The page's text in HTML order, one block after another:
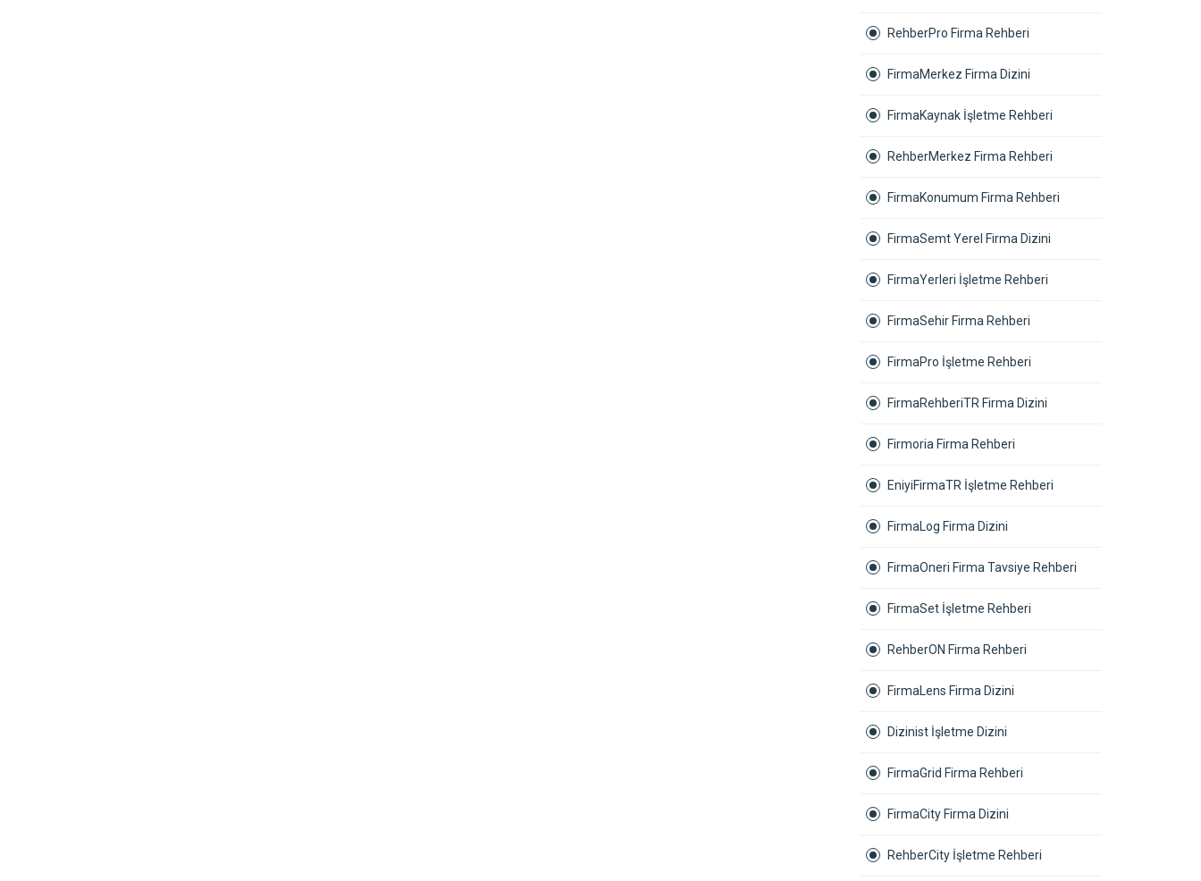
RehberPro Firma Rehberi
FirmaMerkez Firma Dizini
FirmaKaynak İşletme Rehberi
RehberMerkez Firma Rehberi
FirmaKonumum Firma Rehberi
FirmaSemt Yerel Firma Dizini
FirmaYerleri İşletme Rehberi
FirmaSehir Firma Rehberi
FirmaPro İşletme Rehberi
FirmaRehberiTR Firma Dizini
Firmoria Firma Rehberi
EniyiFirmaTR İşletme Rehberi
FirmaLog Firma Dizini
FirmaOneri Firma Tavsiye Rehberi
FirmaSet İşletme Rehberi
RehberON Firma Rehberi
FirmaLens Firma Dizini
Dizinist İşletme Dizini
FirmaGrid Firma Rehberi
FirmaCity Firma Dizini
RehberCity İşletme Rehberi